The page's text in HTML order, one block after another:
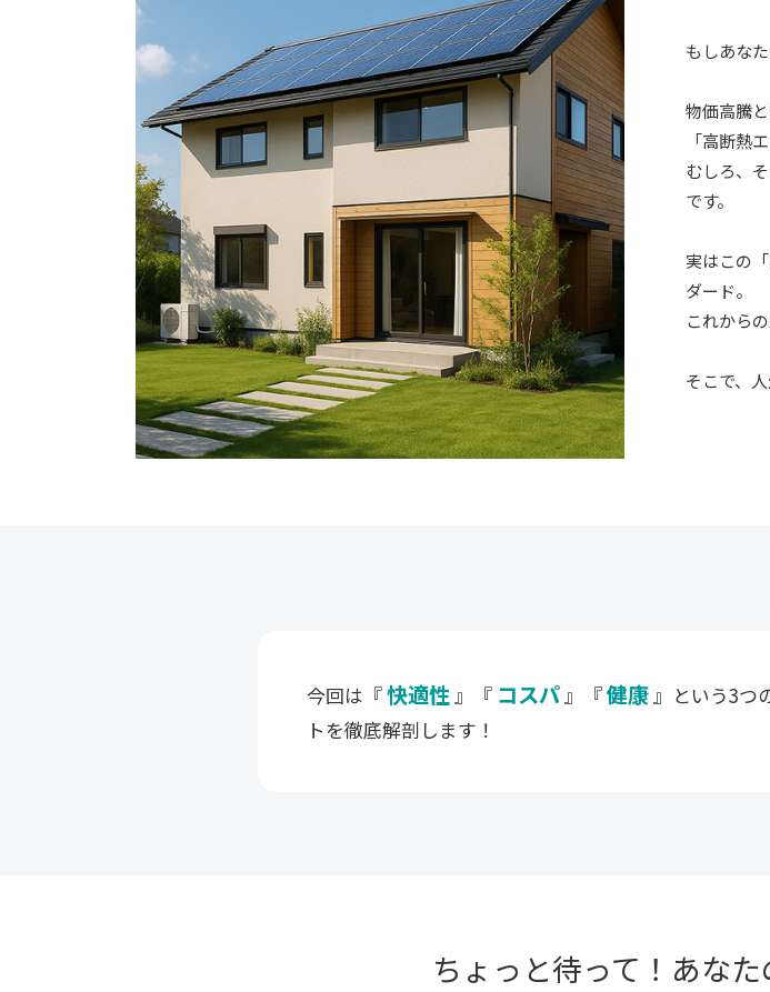
もしあな
物価高騰
「高断熱
むしろ、
です。
実はこの
ダード。
これから
そこで、
今回は『快適性』『 コスパ』『健康』という3つ
トを徹底解剖します！
ちょっと待って！ あな